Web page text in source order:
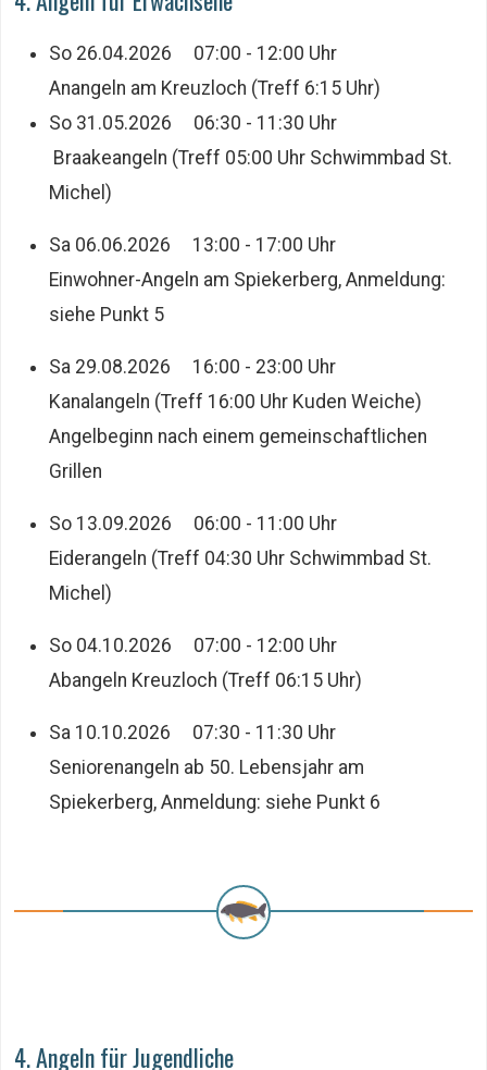
So 26.04.2026 07:00 - 12:00 Uhr
Anangeln am Kreuzloch (Treff 6:15 Uhr)
So 31.05.2026 06:30 - 11:30 Uhr
Braakeangeln (Treff 05:00 Uhr Schwimmbad St.
Michel)
Sa 06.06.2026 13:00 - 17:00 Uhr
Einwohner-Angeln am Spiekerberg, Anmeldung:
siehe Punkt 5
Sa 29.08.2026 16:00 - 23:00 Uhr
Kanalangeln (Treff 16:00 Uhr Kuden Weiche)
Angelbeginn nach einem gemeinschaftlichen
Grillen
So 13.09.2026 06:00 - 11:00 Uhr
Eiderangeln (Treff 04:30 Uhr Schwimmbad St.
Michel)
So 04.10.2026 07:00 - 12:00 Uhr
Abangeln Kreuzloch (Treff 06:15 Uhr)
Sa 10.10.2026 07:30 - 11:30 Uhr
Seniorenangeln ab 50. Lebensjahr am
Spiekerberg, Anmeldung: siehe Punkt 6
4. Angeln für Jugendliche